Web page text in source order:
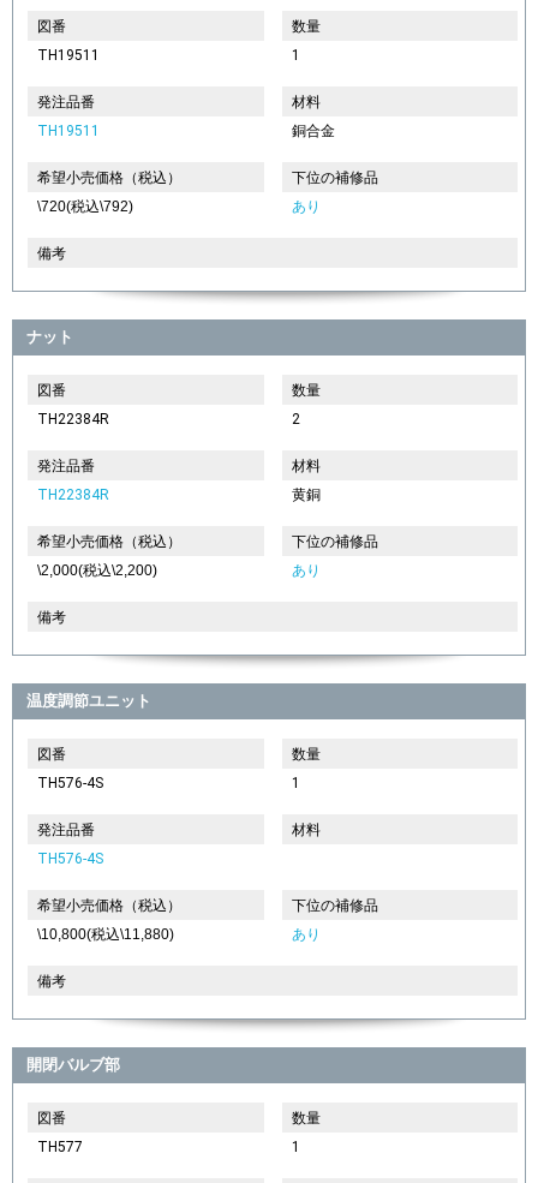
図番
TH19511
数量
1
発注品番
TH19511
材料
銅合金
希望小売価格（税込）
\720(税込\792)
下位の補修品
あり
備考
ナット
図番
TH22384R
数量
2
発注品番
TH22384R
材料
黄銅
希望小売価格（税込）
\2,000(税込\2,200)
下位の補修品
あり
備考
温度調節ユニット
図番
TH576-4S
数量
1
発注品番
TH576-4S
材料
希望小売価格（税込）
\10,800(税込\11,880)
下位の補修品
あり
備考
開閉バルブ部
図番
TH577
数量
1